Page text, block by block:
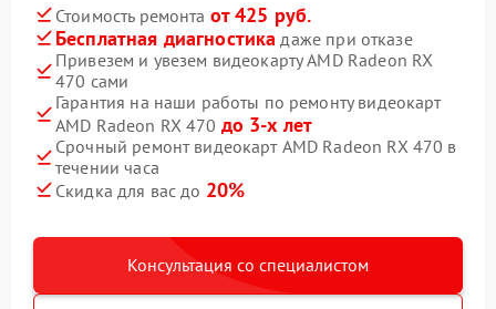
Стоимость ремонта от 425 руб.
Бесплатная диагностика даже при отказе
Привезем и увезем видеокарту AMD Radeon RX
470 сами
Гарантия на наши работы по ремонту видеокарт
AMD Radeon RX 470 до 3-х лет
Срочный ремонт видеокарт AMD Radeon RX 470 в
течении часа
Скидка для вас до 20%
Консультация со специалистом